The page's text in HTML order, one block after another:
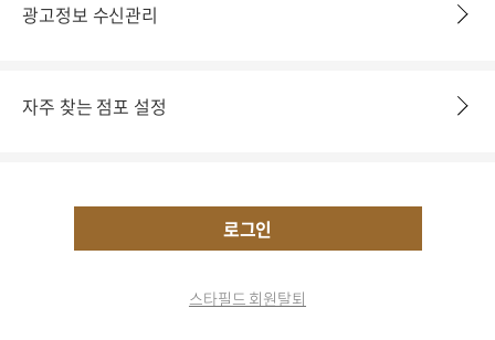
광고정보 수신관리
자주 찾는 점포 설정
로그인
스타필드 회원탈퇴